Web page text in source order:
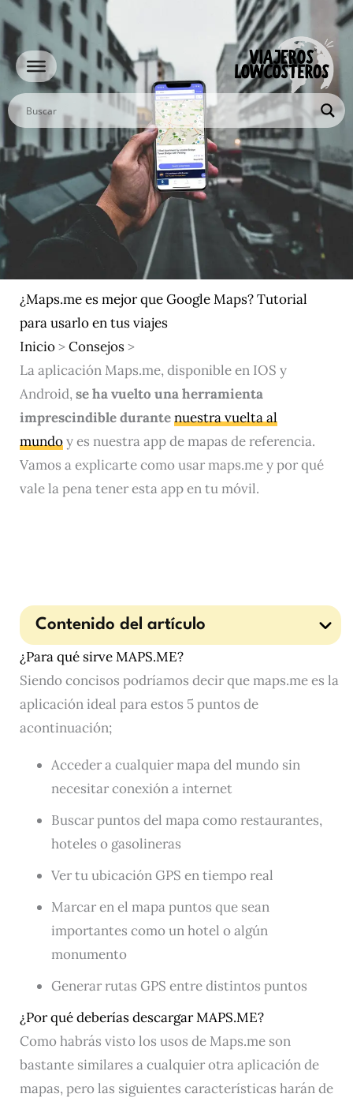
contenido
¿Maps.me es mejor que Google Maps? Tutorial
para usarlo en tus viajes
Inicio>Consejos>
La aplicación Maps.me, disponible en IOS y
Android,se ha vuelto una herramienta
imprescindible durantenuestra vuelta al
mundoy es nuestra app de mapas de referencia.
Vamos a explicarte como usar maps.me y por qué
vale la pena tener esta app en tu móvil.
Contenido del artículo
¿Para qué sirve MAPS.ME?
Siendo concisos podríamos decir que maps.me es la
aplicación ideal para estos 5 puntos de
acontinuación;
Acceder a cualquier mapa del mundo sin
necesitar conexión a internet
Buscar puntos del mapa como restaurantes,
hoteles o gasolineras
Ver tu ubicación GPS en tiempo real
Marcar en el mapa puntos que sean
importantes como un hotel o algún
monumento
Generar rutas GPS entre distintos puntos
¿Por qué deberías descargar MAPS.ME?
Como habrás visto los usos de Maps.me son
bastante similares a cualquier otra aplicación de
mapas, pero las siguientes características harán de